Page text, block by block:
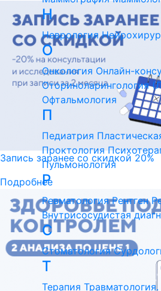
Запись заранее со скидкой 20%
Подробнее
Н
Неврология
О
Онкология Онлайн-
Оториноларингология
Офтальмология
П
Педиатрия
Проктология
Пульмонология
Р
Ревматология Рентген
Внутрисосудистая
С
Стоматология
Т
Терапия